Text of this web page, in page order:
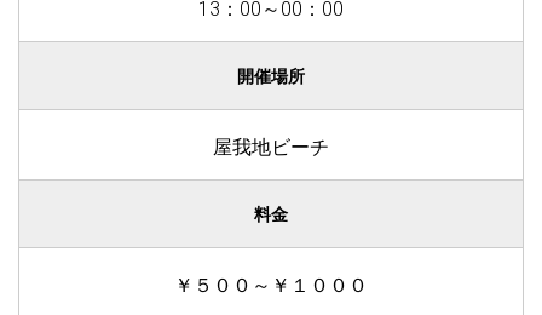
13：00～00：00
開催場所
屋我地ビーチ
料金
￥５００～￥１０００